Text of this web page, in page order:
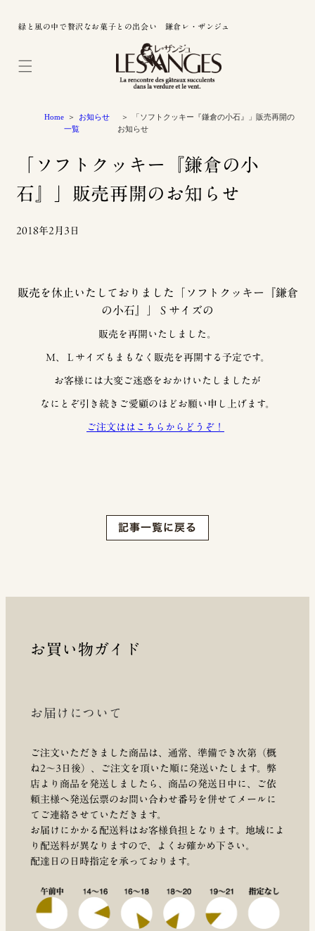
緑と風の中で贅沢なお菓子との出会い 鎌倉レ・ザンジュ
Home
お知らせ
一覧
「ソフトクッキー『鎌倉の小石』」販売再開の
お知らせ
「ソフトクッキー『鎌倉の小
石』」販売再開のお知らせ
2018年2月3日
販売を休止いたしておりました「ソフトクッキー『鎌倉
の小石』」Ｓサイズの
販売を再開いたしました。
Ｍ、Ｌサイズもまもなく販売を再開する予定です。
お客様には大変ご迷惑をおかけいたしましたが
なにとぞ引き続きご愛顧のほどお願い申し上げます。
ご注文ははこちらからどうぞ！
記事一覧に戻る
お買い物ガイド
お届けについて
ご注文いただきました商品は、通常、準備でき次第（概
ね2～3日後）、ご注文を頂いた順に発送いたします。弊
店より商品を発送しましたら、商品の発送日中に、ご依
頼主様へ発送伝票のお問い合わせ番号を併せてメールに
てご連絡させていただきます。
お届けにかかる配送料はお客様負担となります。地域によ
り配送料が異なりますので、よくお確かめ下さい。
配達日の日時指定を承っております。